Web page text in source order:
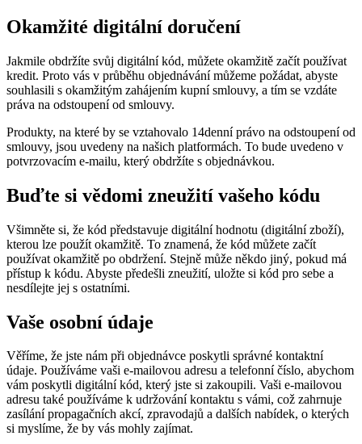
Okamžité digitální doručení
Jakmile obdržíte svůj digitální kód, můžete okamžitě začít používat
kredit. Proto vás v průběhu objednávání můžeme požádat, abyste
souhlasili s okamžitým zahájením kupní smlouvy, a tím se vzdáte
práva na odstoupení od smlouvy.
Produkty, na které by se vztahovalo 14denní právo na odstoupení od
smlouvy, jsou uvedeny na našich platformách. To bude uvedeno v
potvrzovacím e-mailu, který obdržíte s objednávkou.
Buďte si vědomi zneužití vašeho kódu
Všimněte si, že kód představuje digitální hodnotu (digitální zboží),
kterou lze použít okamžitě. To znamená, že kód můžete začít
používat okamžitě po obdržení. Stejně může někdo jiný, pokud má
přístup k kódu. Abyste předešli zneužití, uložte si kód pro sebe a
nesdílejte jej s ostatními.
Vaše osobní údaje
Věříme, že jste nám při objednávce poskytli správné kontaktní
údaje. Používáme vaši e-mailovou adresu a telefonní číslo, abychom
vám poskytli digitální kód, který jste si zakoupili. Vaši e-mailovou
adresu také používáme k udržování kontaktu s vámi, což zahrnuje
zasílání propagačních akcí, zpravodajů a dalších nabídek, o kterých
si myslíme, že by vás mohly zajímat.